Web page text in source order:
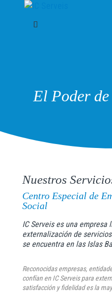
El Poder
Nuestros
Centro Especial de
Social
IC Serveis es una empresa
externalización de
se encuentra en las Islas
Reconocidas empresas,
confían en IC Serveis para
satisfacción y fidelidad es la